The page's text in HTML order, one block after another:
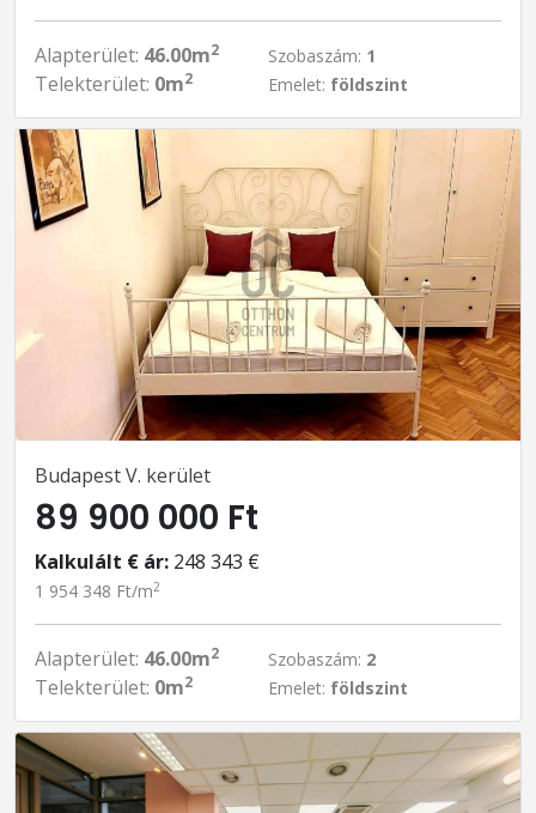
Alapterület: 46.00m2
Telekterület: 0m2
Szobaszám: 1
Emelet: földszint
Budapest V. kerület
89 900 000 Ft
Kalkulált € ár: 248 343 €
1 954 348 Ft/m2
Alapterület: 46.00m2
Telekterület: 0m2
Szobaszám: 2
Emelet: földszint